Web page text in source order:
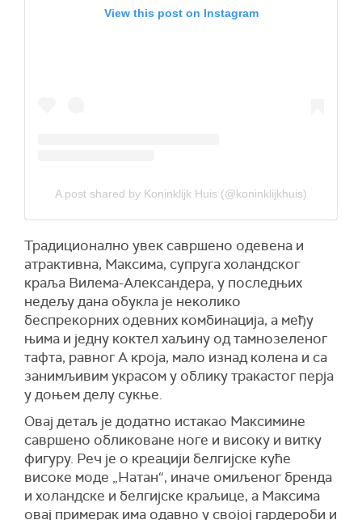
View this post on Instagram
A post shared by Koninklijk Huis (@koninklijkhuis)
Традиционално увек савршено одевена и
атрактивна, Максима, супруга холандског
краља Вилема-Александера, у последњих
недељу дана обукла је неколико
беспрекорних одевних комбинација, а међу
њима и једну коктел хаљину од тамнозеленог
тафта, равног А кроја, мало изнад колена и са
занимљивим украсом у облику тракастог перја
у доњем делу сукње.
Овај детаљ је додатно истакао Максимине
савршено обликоване ноге и високу и витку
фигуру. Реч је о креацији белгијске куће
високе моде „Натан“, иначе омиљеног бренда
и холандске и белгијске краљице, а Максима
овај примерак има одавно у својој гардероби и